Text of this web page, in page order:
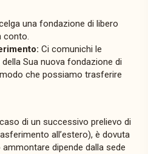
una fondazione di libero
conto.
Ci comunichi le
Sua nuova fondazione di
che possiamo trasferire
caso di un successivo prelievo di
all’estero), è dovuta
dipende dalla sede